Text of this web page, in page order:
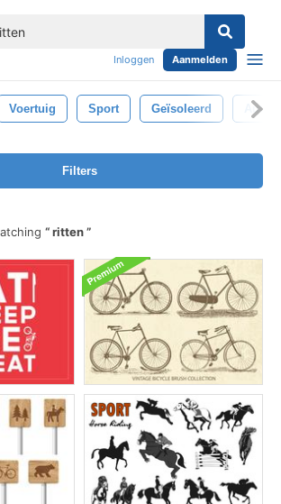
Inloggen Aanmelden
Voertuig Sport Geïsoleerd Auto-
Filters
ritten